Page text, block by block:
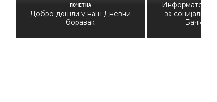
ПОЧЕТНА
Добро дошли у наш Дневни
боравак
Информатор о
за социјални
Бачка